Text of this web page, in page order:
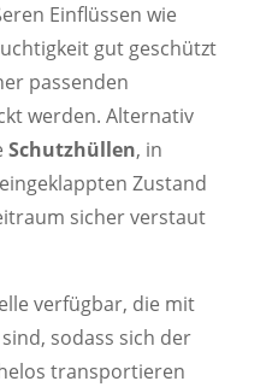
Einflüssen wie
gut geschützt
passenden
werden. Alternativ
Schutzhüllen, in
Zustand
sicher verstaut
verfügbar, die mit
sodass sich der
transportieren